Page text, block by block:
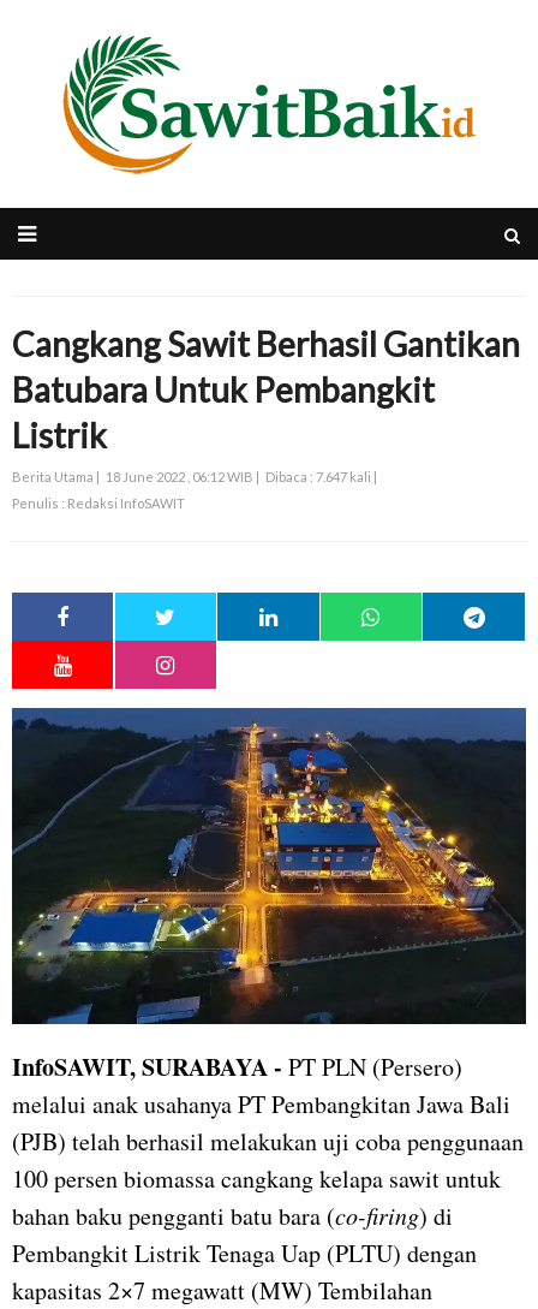
Cangkang Sawit Berhasil Gantikan
Batubara Untuk Pembangkit
Listrik
Berita Utama | 18 June 2022 , 06:12 WIB | Dibaca : 7.647 kali |
Penulis : Redaksi InfoSAWIT
InfoSAWIT, SURABAYA - PT PLN (Persero)
melalui anak usahanya PT Pembangkitan Jawa Bali
(PJB) telah berhasil melakukan uji coba penggunaan
100 persen biomassa cangkang kelapa sawit untuk
bahan baku pengganti batu bara (co-firing) di
Pembangkit Listrik Tenaga Uap (PLTU) dengan
kapasitas 2×7 megawatt (MW) Tembilahan